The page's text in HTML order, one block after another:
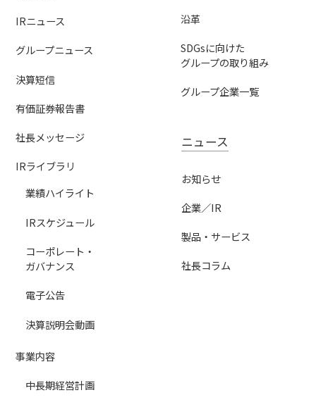
沿革
SDGsに向けた
グループの取り組み
グループ企業一覧
IRニュース
グループニュース
決算短信
有価証券報告書
社長メッセージ
IRライブラリ
業績ハイライト
IRスケジュール
コーポレート・
ガバナンス
電子公告
決算説明会動画
事業内容
中長期経営計画
ニュース
お知らせ
企業／IR
製品・サービス
社長コラム